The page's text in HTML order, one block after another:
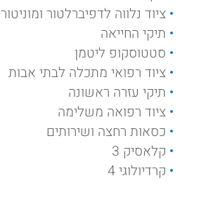
ציוד נלווה לדפיברלטור ומוניטור
תיקי החייאה
סטטוסקופ ליטמן
ציוד רפואי מתכלה לבתי אבות
תיקי עזרה ראשונה
ציוד רפואה משלימה
כסאות רחצה ושירותים
קלאסיק 3
קרדיולוגי 4